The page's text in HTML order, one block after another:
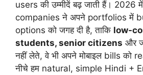
users की उम्मीदें बढ़ जाती हैं। 2026
companies ने अपने portfolios में
options को जगह दी है, ताकि low-
students, senior citizens और
नहीं लेते, वे भी अपने मोबाइल bills को
नीचे हम natural, simple Hindi +